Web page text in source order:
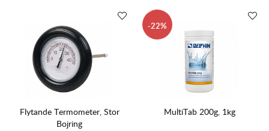
Flytande Termometer, Stor
Bojring
22
MultiTab 200g, 1kg